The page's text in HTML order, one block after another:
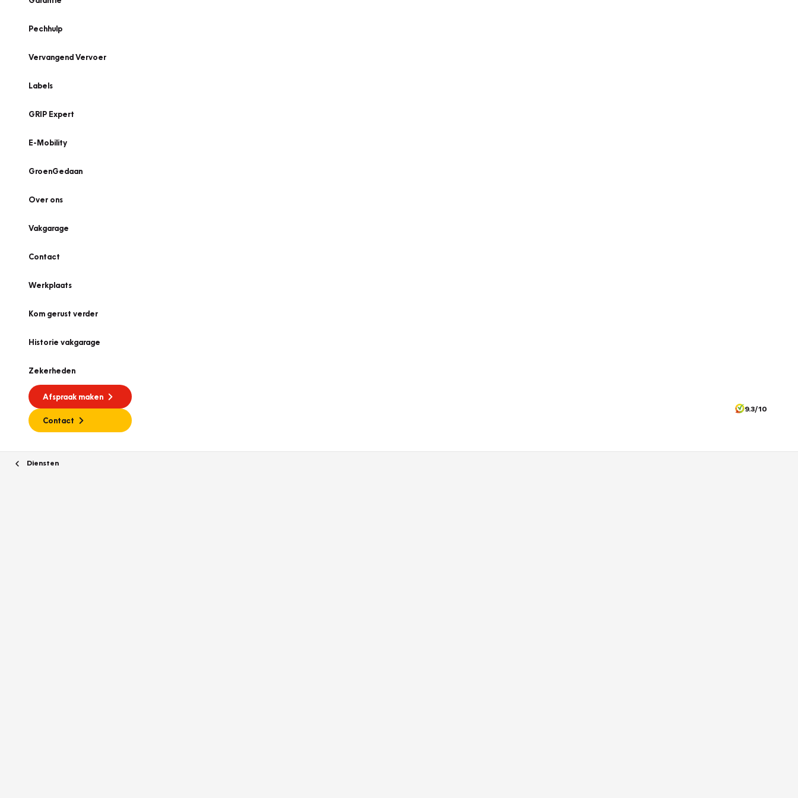
Pechhulp
Vervangend Vervoer
Labels
GRIP Expert
E-Mobility
GroenGedaan
Over ons
Vakgarage
Contact
Werkplaats
Kom gerust verder
Historie vakgarage
Zekerheden
Afspraak maken
Contact
9.3/10
Diensten